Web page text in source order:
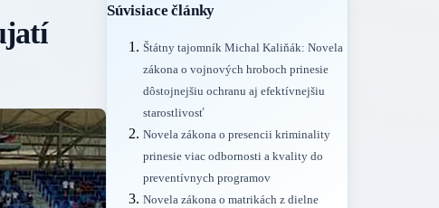
Súvisiace články
Štátny tajomník Michal Kaliňák: Novela
zákona o vojnových hroboch prinesie
dôstojnejšiu ochranu aj efektívnejšiu
starostlivosť
Novela zákona o presencii kriminality
prinesie viac odbornosti a kvality do
preventívnych programov
Novela zákona o matrikách z dielne